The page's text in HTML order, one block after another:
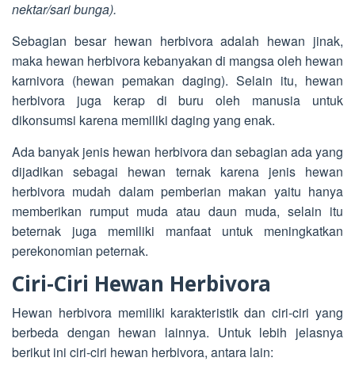
nektar/sari bunga).
Sebagian besar hewan herbivora adalah hewan jinak,
maka hewan herbivora kebanyakan di mangsa oleh hewan
karnivora (hewan pemakan daging). Selain itu, hewan
herbivora juga kerap di buru oleh manusia untuk
dikonsumsi karena memiliki daging yang enak.
Ada banyak jenis hewan herbivora dan sebagian ada yang
dijadikan sebagai hewan ternak karena jenis hewan
herbivora mudah dalam pemberian makan yaitu hanya
memberikan rumput muda atau daun muda, selain itu
beternak juga memiliki manfaat untuk meningkatkan
perekonomian peternak.
Ciri-Ciri Hewan Herbivora
Hewan herbivora memiliki karakteristik dan ciri-ciri yang
berbeda dengan hewan lainnya. Untuk lebih jelasnya
berikut ini ciri-ciri hewan herbivora, antara lain: